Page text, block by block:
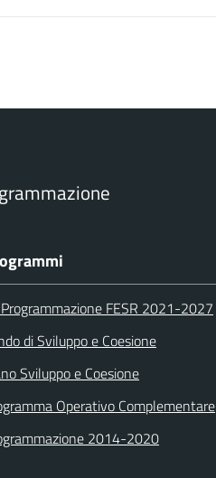
FESR 2021-2027
di Sviluppo e Coesione
Sviluppo e Coesione
Operativo Complementare
2014-2020